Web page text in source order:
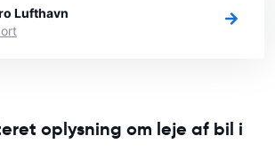
Lufthavn
oplysning om leje af bil i